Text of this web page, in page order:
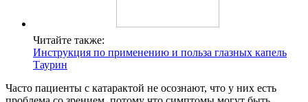
Читайте также:
Инструкция по применению и польза глазных капель
Таурин
Часто пациенты с катарактой не осознают, что у них есть